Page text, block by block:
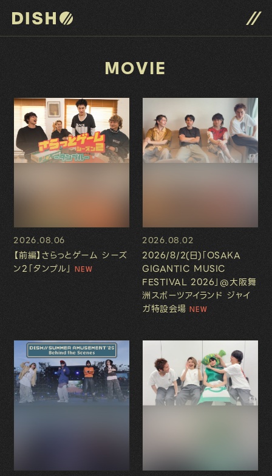
DISH// サイトトップへ
MOVIE
2026.08.06
【前編】さらっとゲーム シーズ
ン2「タンプル」
2026.08.02
2026/8/2(日)「OSAKA
GIGANTIC MUSIC
FESTIVAL 2026」@大阪舞
洲スポーツアイランド ジャイ
ガ特設会場